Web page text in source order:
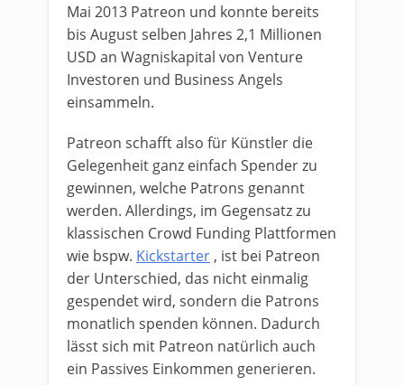
Mai 2013 Patreon und konnte bereits
bis August selben Jahres 2,1 Millionen
USD an Wagniskapital von Venture
Investoren und Business Angels
einsammeln.
Patreon schafft also für Künstler die
Gelegenheit ganz einfach Spender zu
gewinnen, welche Patrons genannt
werden. Allerdings, im Gegensatz zu
klassischen Crowd Funding Plattformen
wie bspw. Kickstarter , ist bei Patreon
der Unterschied, das nicht einmalig
gespendet wird, sondern die Patrons
monatlich spenden können. Dadurch
lässt sich mit Patreon natürlich auch
ein Passives Einkommen generieren.